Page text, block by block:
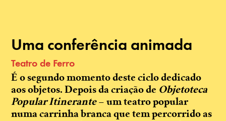
Uma conferência animada
Teatro de Ferro
É o segundo momento deste ciclo dedicado
aos objetos. Depois da criação de Objetoteca
Popular Itinerante– um teatro popular
numa carrinha branca que tem percorrido as